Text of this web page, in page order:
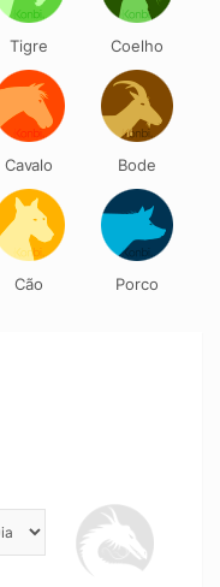
Tigre Coelho
Cavalo Bode
Cão Porco